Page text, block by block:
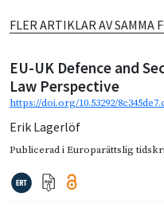
FLER ARTIKLAR AV SAMMA
EU-UK Defence and
Law Perspective
https://doi.org/10.53292/
Erik Lagerlöf
Publicerad iEuroparättslig